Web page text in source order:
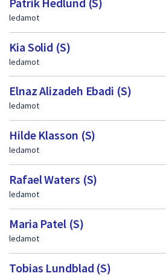
ledamot
Kia Solid (S)
ledamot
Elnaz Alizadeh Ebadi (S)
ledamot
Hilde Klasson (S)
ledamot
Rafael Waters (S)
ledamot
Maria Patel (S)
ledamot
Tobias Lundblad (S)